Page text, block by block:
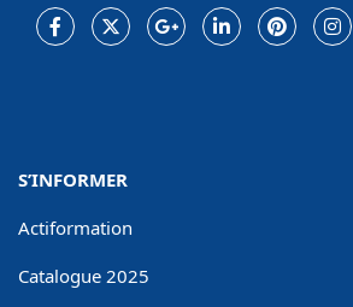
S’INFORMER
Actiformation
Catalogue 2025